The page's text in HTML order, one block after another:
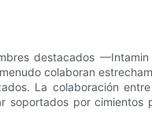
destacados
colaboran
La colaboración
por cimientos